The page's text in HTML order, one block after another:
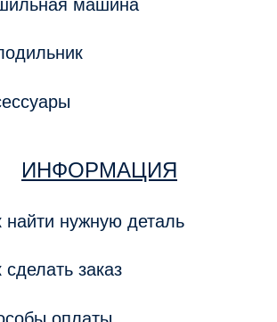
машина
ИНФОРМАЦИЯ
найти нужную деталь
сделать заказ